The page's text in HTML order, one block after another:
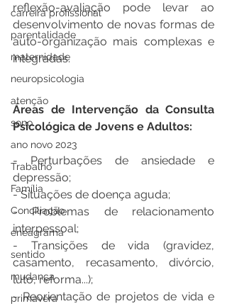
carreira profissional
parentalidade
maternidade
neuropsicologia
atenção
sono
ano novo 2023
Trabalho
Família
Conciliação
eneagrama
sentido
mudança
primavera
reflexão-avaliação pode levar ao
desenvolvimento de novas formas de
auto-organização mais complexas e
integradas.
Áreas de Intervenção da Consulta
Psicológica de Jovens e Adultos:
- Perturbações de ansiedade e
depressão;
- Situações de doença aguda;
- Problemas de relacionamento
interpessoal;
- Transições de vida (gravidez,
casamento, recasamento, divórcio,
luto, reforma...);
- Reorientação de projetos de vida e